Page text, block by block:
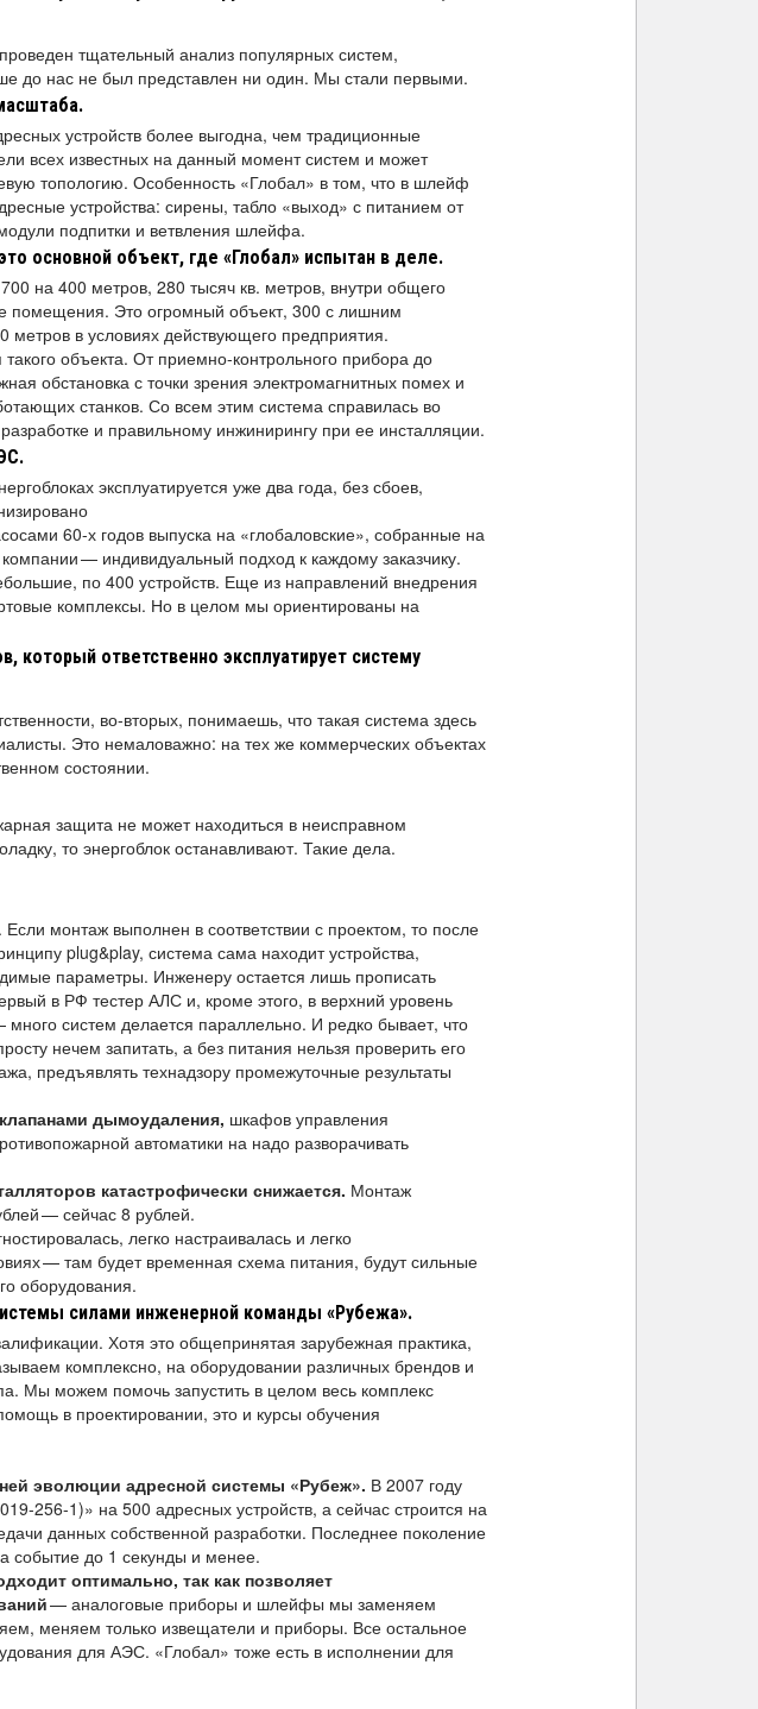
тщательный анализ популярных систем,
до нас не был представлен ни один. Мы стали первыми.
устройств более выгодна, чем традиционные
всех известных на данный момент систем и может
топологию. Особенность «Глобал» в том, что в шлейф
устройства: сирены, табло «выход» с питанием от
подпитки и ветвления шлейфа.
основной объект, где «Глобал» испытан в деле.
на 400 метров, 280 тысяч кв. метров, внутри общего
помещения. Это огромный объект, 300 с лишним
в условиях действующего предприятия.
объекта. От приемно-контрольного прибора до
обстановка с точки зрения электромагнитных помех и
станков. Со всем этим система справилась во
и правильному инжинирингу при ее инсталляции.
эксплуатируется уже два года, без сбоев,
60-х годов выпуска на «глобаловские», собранные на
— индивидуальный подход к каждому заказчику.
по 400 устройств. Еще из направлений внедрения
комплексы. Но в целом мы ориентированы на
который ответственно эксплуатирует систему
во-вторых, понимаешь, что такая система здесь
Это немаловажно: на тех же коммерческих объектах
состоянии.
защита не может находиться в неисправном
то энергоблок останавливают. Такие дела.
монтаж выполнен в соответствии с проектом, то после
plug&play, система сама находит устройства,
параметры. Инженеру остается лишь прописать
в РФ тестер АЛС и, кроме этого, в верхний уровень
систем делается параллельно. И редко бывает, что
нечем запитать, а без питания нельзя проверить его
предъявлять технадзору промежуточные результаты
дымоудаления, шкафов управления
автоматики на надо разворачивать
катастрофически снижается. Монтаж
— сейчас 8 рублей.
легко настраивалась и легко
— там будет временная схема питания, будут сильные
оборудования.
силами инженерной команды «Рубежа».
Хотя это общепринятая зарубежная практика,
комплексно, на оборудовании различных брендов и
Мы можем помочь запустить в целом весь комплекс
в проектировании, это и курсы обучения
эволюции адресной системы «Рубеж». В 2007 году
256-1)» на 500 адресных устройств, а сейчас строится на
данных собственной разработки. Последнее поколение
событие до 1 секунды и менее.
оптимально, так как позволяет
— аналоговые приборы и шлейфы мы заменяем
меняем только извещатели и приборы. Все остальное
для АЭС. «Глобал» тоже есть в исполнении для